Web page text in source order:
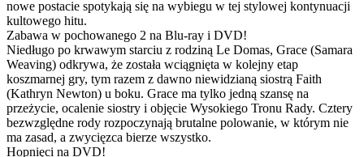
nowe postacie spotykają się na wybiegu w tej stylowej kontynuacji
kultowego hitu.
Zabawa w pochowanego 2 na Blu-ray i DVD!
Niedługo po krwawym starciu z rodziną Le Domas, Grace (Samara
Weaving) odkrywa, że została wciągnięta w kolejny etap
koszmarnej gry, tym razem z dawno niewidzianą siostrą Faith
(Kathryn Newton) u boku. Grace ma tylko jedną szansę na
przeżycie, ocalenie siostry i objęcie Wysokiego Tronu Rady. Cztery
bezwzględne rody rozpoczynają brutalne polowanie, w którym nie
ma zasad, a zwycięzca bierze wszystko.
Hopnięci na DVD!